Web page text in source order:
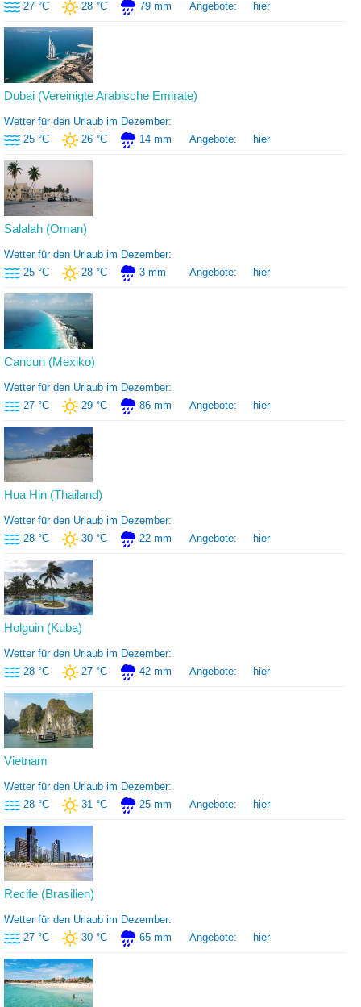
27 °C
28 °C 79 mm Angebote: hier
Dubai (Vereinigte Arabische Emirate)
Wetter für den Urlaub im Dezember:
25 °C
26 °C 14 mm Angebote: hier
Salalah (Oman)
Wetter für den Urlaub im Dezember:
25 °C
28 °C 3 mm Angebote: hier
Cancun (Mexiko)
Wetter für den Urlaub im Dezember:
27 °C
29 °C 86 mm Angebote: hier
Hua Hin (Thailand)
Wetter für den Urlaub im Dezember:
28 °C
30 °C 22 mm Angebote: hier
Holguin (Kuba)
Wetter für den Urlaub im Dezember:
28 °C
27 °C 42 mm Angebote: hier
Vietnam
Wetter für den Urlaub im Dezember:
28 °C
31 °C 25 mm Angebote: hier
Recife (Brasilien)
Wetter für den Urlaub im Dezember:
27 °C
30 °C 65 mm Angebote: hier